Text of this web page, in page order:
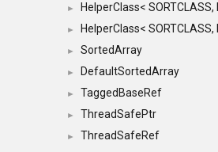
► HelperClass< SORTCLASS,
► HelperClass< SORTCLASS,
► SortedArray
► DefaultSortedArray
► TaggedBaseRef
► ThreadSafePtr
►
ThreadSafeRef